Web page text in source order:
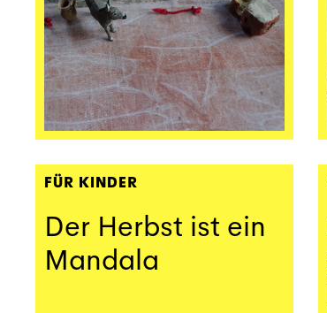
FÜR KINDER
Der Herbst ist ein
Mandala